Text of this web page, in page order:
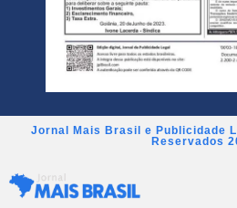
Jornal Mais Brasil e Publicidade
Reservados